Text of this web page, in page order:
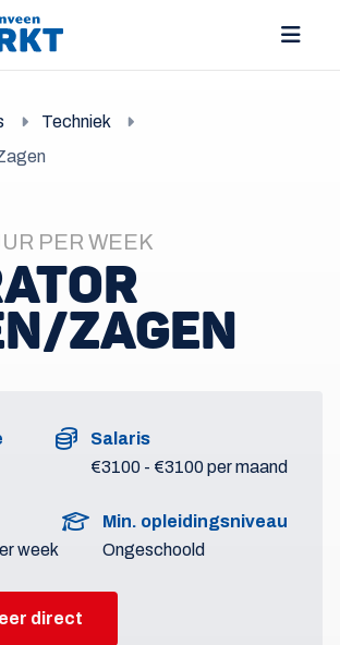
Techniek
PER WEEK
ZAGEN
Salaris
€3100 - €3100 per maand
week
Min. opleidingsniveau
Ongeschoold
direct